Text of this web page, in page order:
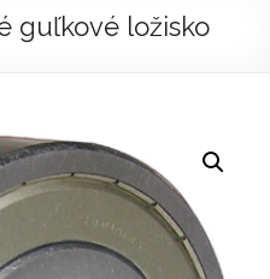
guľkové ložisko